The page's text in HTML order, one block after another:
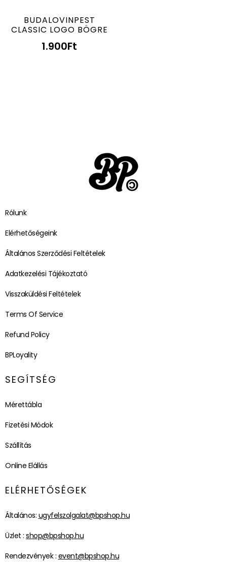
BUDALOVINPEST
CLASSIC LOGO BÖGRE
1.900Ft
Rólunk
Elérhetőségeink
Általános Szerződési Feltételek
Adatkezelési Tájékoztató
Visszaküldési Feltételek
Terms Of Service
Refund Policy
BPLoyality
SEGÍTSÉG
Mérettábla
Fizetési Módok
Szállítás
Online Elállás
ELÉRHETŐSÉGEK
Általános: ugyfelszolgalat@bpshop.hu
Üzlet : shop@bpshop.hu
Rendezvények : event@bpshop.hu